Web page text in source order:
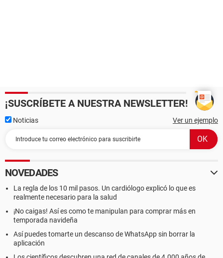
¡SUSCRÍBETE A NUESTRA NEWSLETTER!
Noticias Ver un ejemplo
NOVEDADES
La regla de los 10 mil pasos. Un cardiólogo explicó lo que es
realmente necesario para la salud
¡No caigas! Así es como te manipulan para comprar más en
temporada navideña
Así puedes tomarte un descanso de WhatsApp sin borrar la
aplicación